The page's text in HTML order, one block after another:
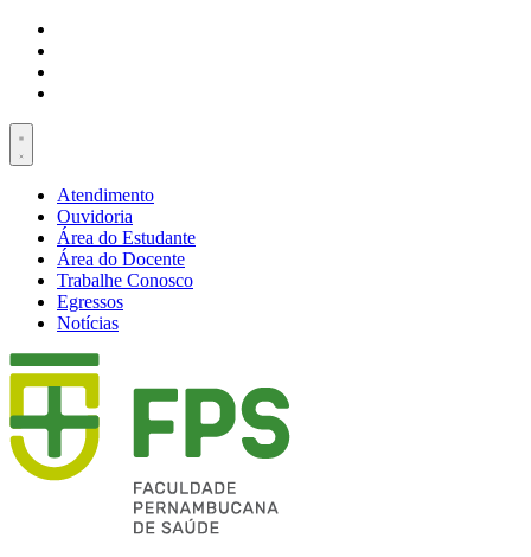
Atendimento
Ouvidoria
Área do Estudante
Área do Docente
Trabalhe Conosco
Egressos
Notícias